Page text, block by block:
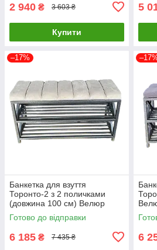
2 940 ₴ 3 603 ₴
Купити
5
–17%
Банкетка для взуття
Торонто-2 з 2 поличками
(довжина 100 см) Велюр
бежевий 3-0-08РЕ
Готово до відправки
6 185 ₴ 7 435 ₴ 6